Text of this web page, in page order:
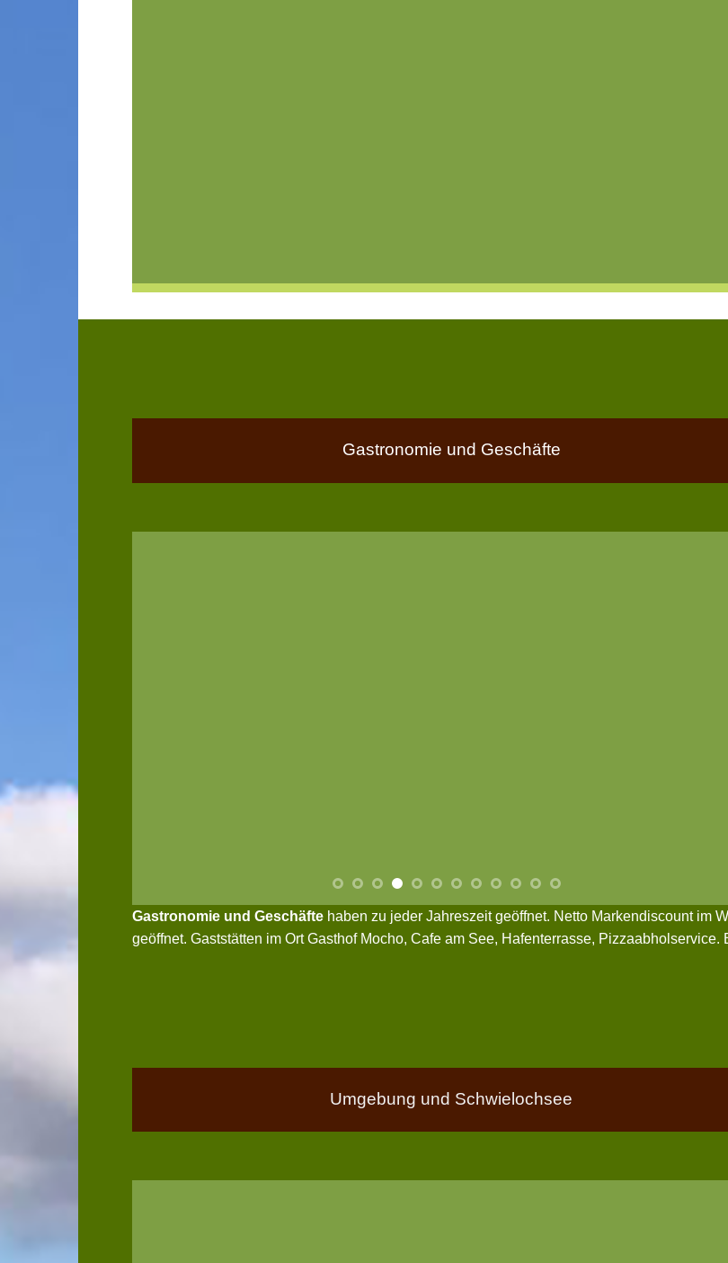
Gastronomie und Geschäfte
Gastronomie und Geschäfte haben zu jeder Jahreszeit geöffnet. Netto Markendiscount im
geöffnet. Gaststätten im Ort Gasthof Mocho, Cafe am See, Hafenterrasse, Pizzaabholservice.
Umgebung und Schwielochsee